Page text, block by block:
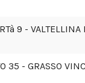
9 - VALTELLINA
35 - GRASSO